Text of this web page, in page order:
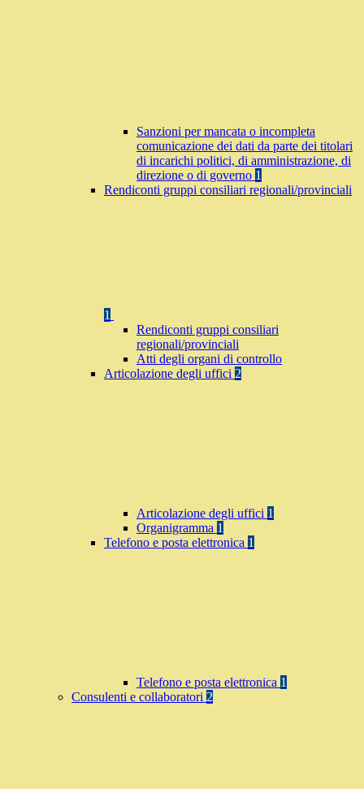
Sanzioni per mancata o incompleta
comunicazione dei dati da parte dei titolari
di incarichi politici, di amministrazione, di
direzione o di governo 1
Rendiconti gruppi consiliari regionali/provinciali
1
Rendiconti gruppi consiliari
regionali/provinciali
Atti degli organi di controllo
Articolazione degli uffici 2
Articolazione degli uffici 1
Organigramma 1
Telefono e posta elettronica 1
Telefono e posta elettronica 1
Consulenti e collaboratori 2